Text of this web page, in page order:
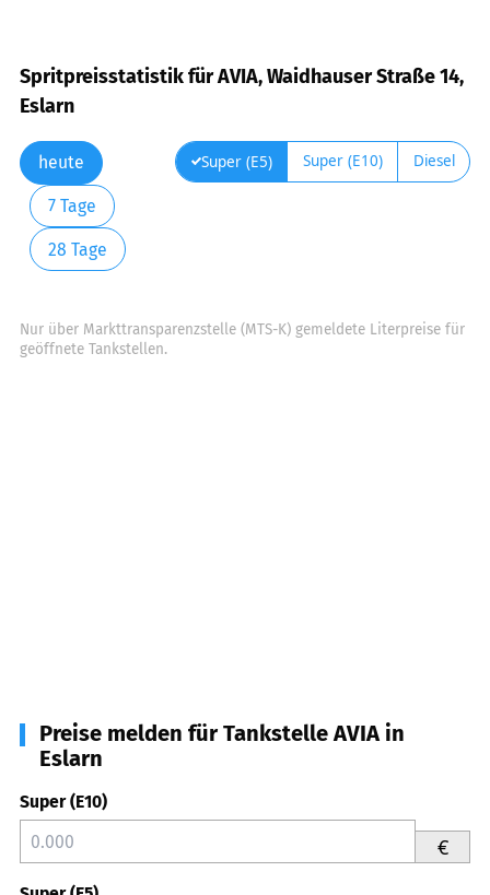
Spritpreisstatistik für AVIA, Waidhauser Straße 14,
Eslarn
heute
7 Tage
28 Tage
Super (E5) Super (E10) Diesel
Nur über Markttransparenzstelle (MTS-K) gemeldete Literpreise für
geöffnete Tankstellen.
Preise melden für Tankstelle AVIA in
Eslarn
Super (E10)
€